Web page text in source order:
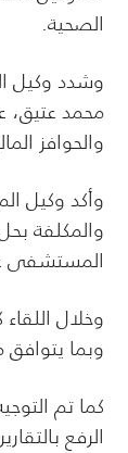
الصحية.
وشدد وكيل
محمد عتيق،
والحوافز
وأكد وكيل
والمكلفة
المستشفى
وخلال
وبما
كما تم
الرفع